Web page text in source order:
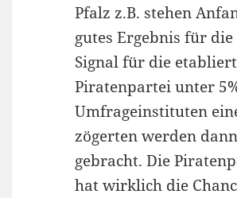
Pfalz z.B. stehen
gutes Ergebnis für
Signal für die
Piratenpartei unter
Umfrageinstituten
zögerten werden
gebracht. Die
hat wirklich die